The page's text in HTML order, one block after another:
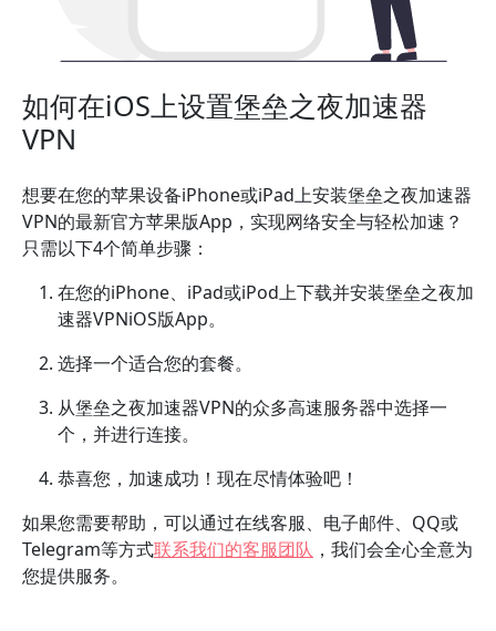
如何在iOS上设置堡垒之夜加速器
VPN
想要在您的苹果设备iPhone或iPad上安装堡垒之夜加速器
VPN的最新官方苹果版App，实现网络安全与轻松加速？
只需以下4个简单步骤：
在您的iPhone、iPad或iPod上下载并安装堡垒之夜加
速器VPNiOS版App。
选择一个适合您的套餐。
从堡垒之夜加速器VPN的众多高速服务器中选择一
个，并进行连接。
恭喜您，加速成功！现在尽情体验吧！
如果您需要帮助，可以通过在线客服、电子邮件、QQ或
Telegram等方式联系我们的客服团队 ，我们会全心全意为
您提供服务。